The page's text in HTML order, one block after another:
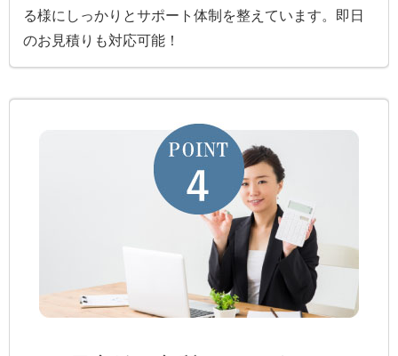
る様にしっかりとサポート体制を整えています。即日
のお見積りも対応可能！